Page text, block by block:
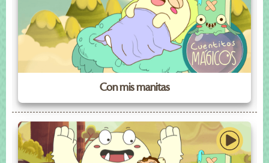
Con mis manitas